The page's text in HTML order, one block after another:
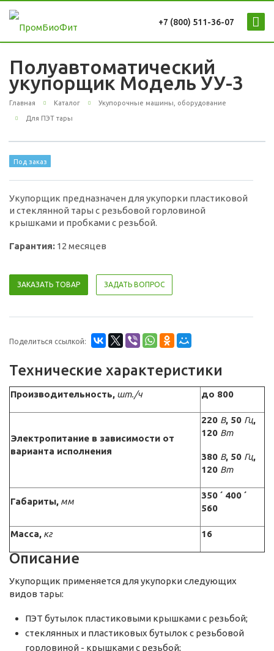
+7 (800) 511-36-07
Полуавтоматический
укупорщик Модель УУ-3
Главная Каталог Укупорочные машины, оборудование
Для ПЭТ тары
Под заказ
Укупорщик предназначен для укупорки пластиковой
и стеклянной тары с резьбовой горловиной
крышками и пробками с резьбой.
Гарантия: 12 месяцев
ЗАКАЗАТЬ ТОВАР ЗАДАТЬ ВОПРОС
Поделиться ссылкой:
Технические характеристики
Производительность, шт./ч до 800
Электропитание в зависимости от
варианта исполнения
220 В, 50 Гц,
120 Вт
380 В, 50 Гц,
120 Вт
Габариты, мм
350 ´ 400 ´
560
Масса, кг 16
Описание
Укупорщик применяется для укупорки следующих
видов тары:
ПЭТ бутылок пластиковыми крышками с резьбой;
стеклянных и пластиковых бутылок с резьбовой
горловиной - крышками с резьбой;